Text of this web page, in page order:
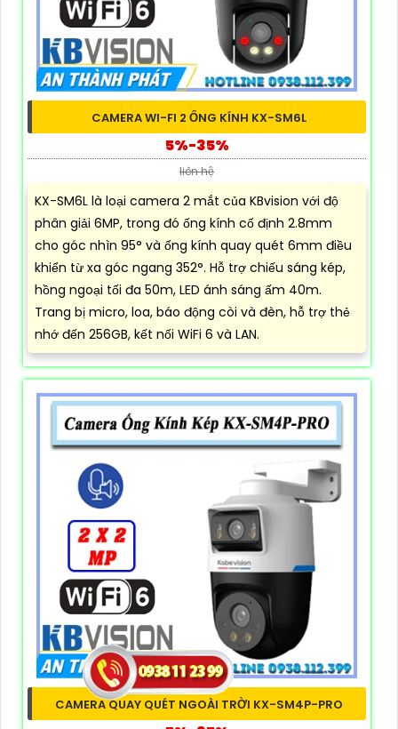
CAMERA WI-FI 2 ỐNG KÍNH KX-SM6L
5%-35%
liên hệ
KX-SM6L là loại camera 2 mắt của KBvision với độ
phân giải 6MP, trong đó ống kính cố định 2.8mm
cho góc nhìn 95° và ống kính quay quét 6mm điều
khiển từ xa góc ngang 352°. Hỗ trợ chiếu sáng kép,
hồng ngoại tối đa 50m, LED ánh sáng ấm 40m.
Trang bị micro, loa, báo động còi và đèn, hỗ trợ thẻ
nhớ đến 256GB, kết nối WiFi 6 và LAN.
CAMERA QUAY QUÉT NGOÀI TRỜI KX-SM4P-PRO